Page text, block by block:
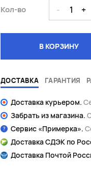
Кол-во - 1 +
В КОРЗИНУ
ДОСТАВКА ГАРАНТИЯ
Доставка курьером.
Забрать из магазина.
Сервис «Примерка».
Доставка СДЭК по
Доставка Почтой